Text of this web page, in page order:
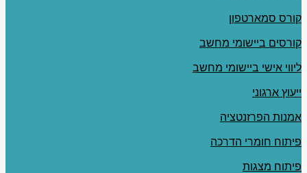
קורס סמארטפון
קורסים ביישומי מחשב
ליווי אישי ביישומי מחשב
ייעוץ ארגוני
אמנות הפרזנטציה
פיתוח חומרי הדרכה
פיתוח מצגות